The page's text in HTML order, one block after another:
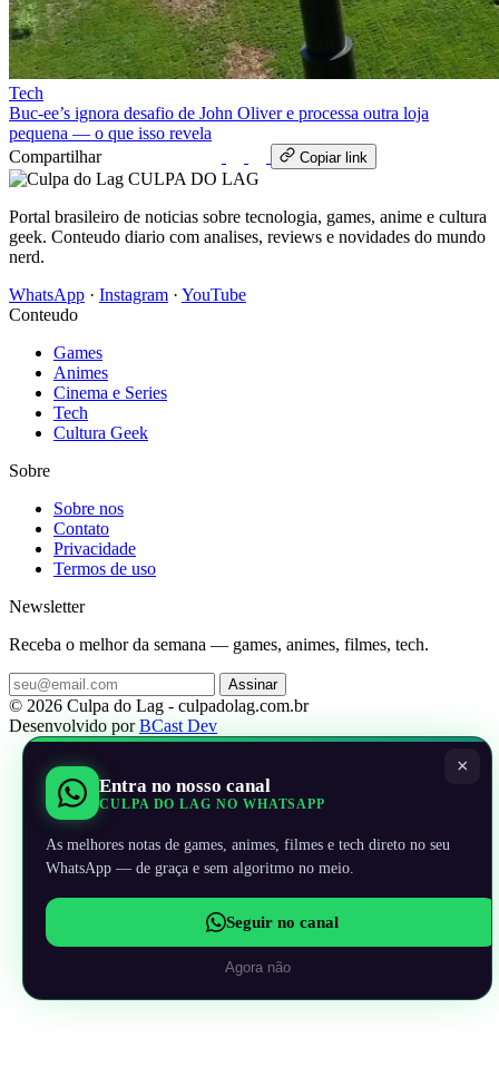
Tech
Buc-ee’s ignora desafio de John Oliver e processa outra loja
pequena — o que isso revela
Compartilhar
Copiar link
CULPA DO LAG
Portal brasileiro de noticias sobre tecnologia, games, anime e cultura
geek. Conteudo diario com analises, reviews e novidades do mundo
nerd.
WhatsApp · Instagram · YouTube
Conteudo
Games
Animes
Cinema e Series
Tech
Cultura Geek
Sobre
Sobre nos
Contato
Privacidade
Termos de uso
Newsletter
Receba o melhor da semana — games, animes, filmes, tech.
Assinar
© 2026 Culpa do Lag - culpadolag.com.br
Desenvolvido porBCast Dev
×
Entra no nosso canal
CULPA DO LAG NO WHATSAPP
As melhores notas de games, animes, filmes e tech direto no seu
WhatsApp — de graça e sem algoritmo no meio.
Seguir no canal
Agora não